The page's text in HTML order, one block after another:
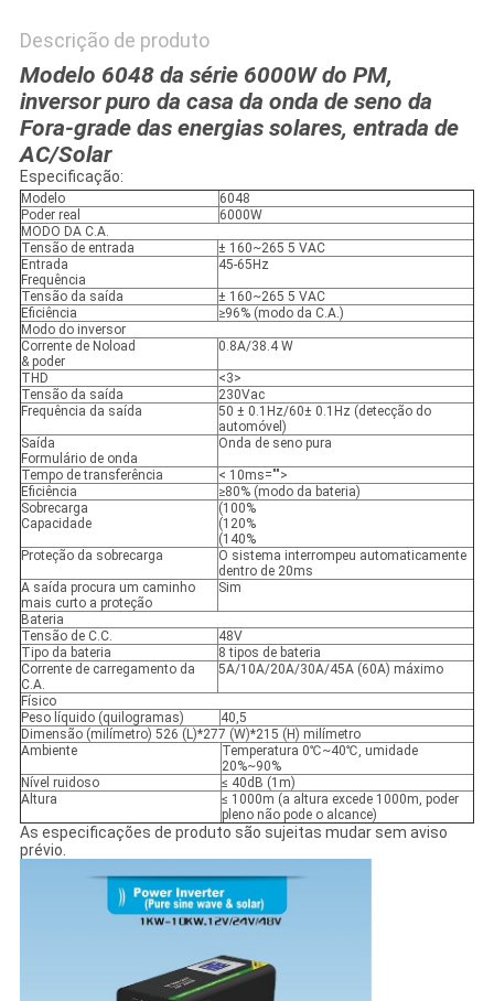
Descrição de produto
Modelo 6048 da série 6000W do PM,
inversor puro da casa da onda de seno da
Fora-grade das energias solares, entrada de
AC/Solar
Especificação:
Modelo
6048
Poder real
6000W
MODO DA C.A.
Tensão de entrada
± 160~265 5 VAC
Entrada
Frequência
45-65Hz
Tensão da saída
± 160~265 5 VAC
Eficiência
≥96% (modo da C.A.)
Modo do inversor
Corrente de Noload
& poder
0.8A/38.4 W
THD
<3>
Tensão da saída
230Vac
Frequência da saída
50 ± 0.1Hz/60± 0.1Hz (detecção do
automóvel)
Saída
Formulário de onda
Onda de seno pura
Tempo de transferência
< 10ms="">
Eficiência
≥80% (modo da bateria)
Sobrecarga
Capacidade
(100%
(120%
(140%
Proteção da sobrecarga
O sistema interrompeu automaticamente
dentro de 20ms
A saída procura um caminho
mais curto a proteção
Sim
Bateria
Tensão de C.C.
48V
Tipo da bateria
8 tipos de bateria
Corrente de carregamento da
C.A.
5A/10A/20A/30A/45A (60A) máximo
Físico
Peso líquido (quilogramas)
40,5
Dimensão (milímetro) 526 (L)*277 (W)*215 (H) milímetro
Ambiente
Temperatura 0℃~40℃, umidade
20%~90%
Nível ruidoso
≤ 40dB (1m)
Altura
≤ 1000m (a altura excede 1000m, poder
pleno não pode o alcance)
As especificações de produto são sujeitas mudar sem aviso
prévio.